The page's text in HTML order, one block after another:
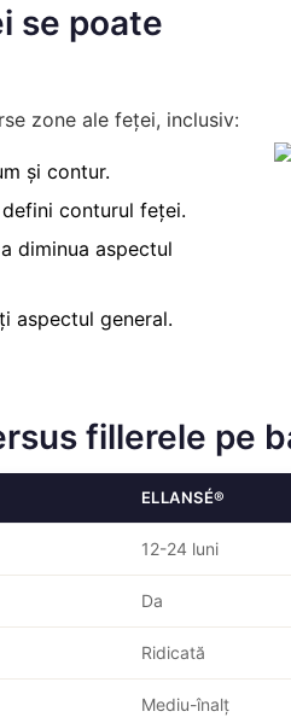
se poate
zone ale feței, inclusiv:
și contur.
conturul feței.
diminua aspectul
aspectul general.
fillerele pe
ELLANSÉ®
12-24 luni
Da
Ridicată
Mediu-înalț